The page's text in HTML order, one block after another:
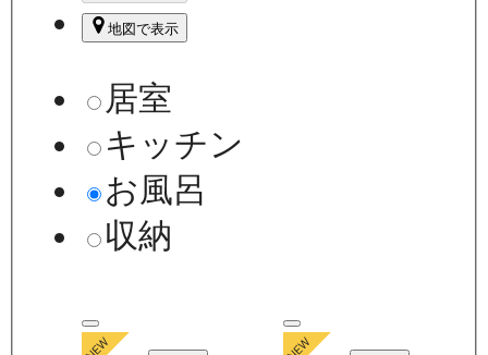
地図で表示
居室
キッチン
お風呂
収納